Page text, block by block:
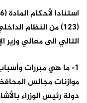
(123) من النظام
التالي الى معالي وزير
1- ما هي مبررات
موازنات مجالس
دولة رئيس الوزراء